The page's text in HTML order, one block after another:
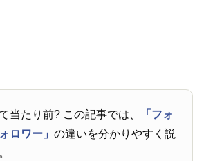
当たり前? この記事では、
「フォ
ォロワー」の違いを分かりやすく説